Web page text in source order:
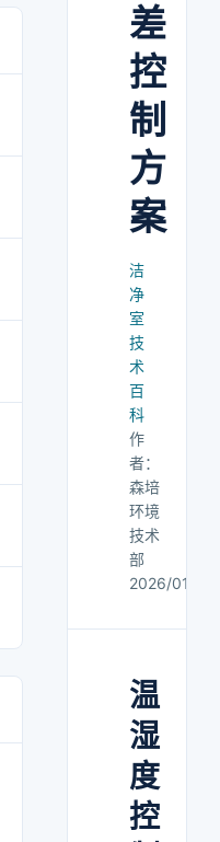
差
控
制
方
案
洁
净
室
技
术
百
科
作
者：
森培
环境
技术
部
2026/01/02
温
湿
度
控